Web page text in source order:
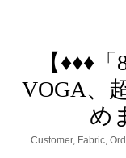
【♦︎♦♦︎
VOGA、
め
Customer, Fabric,